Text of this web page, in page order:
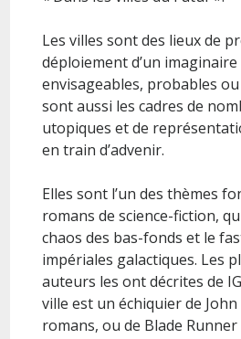
Les villes sont des lieux de
déploiement d’un
envisageables, probables
sont aussi les cadres de
utopiques et de
en train d’advenir.
Elles sont l’un des thèmes
romans de science-fiction,
chaos des bas-fonds et le
impériales galactiques. Les
auteurs les ont décrites de
ville est un échiquier de
romans, ou de Blade